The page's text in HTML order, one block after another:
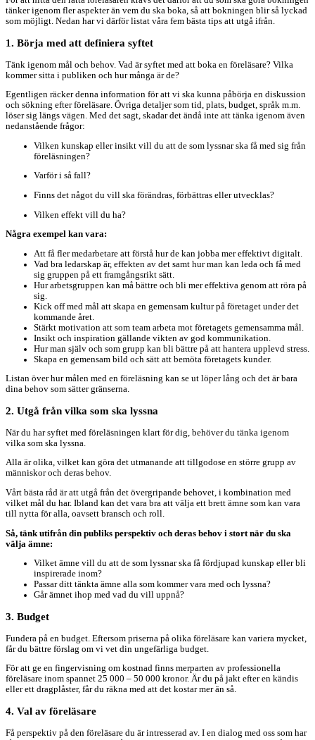
tänker igenom fler aspekter än vem du ska boka, så att bokningen blir så lyckad
som möjligt. Nedan har vi därför listat våra fem bästa tips att utgå ifrån.
1. Börja med att definiera syftet
Tänk igenom mål och behov. Vad är syftet med att boka en föreläsare? Vilka
kommer sitta i publiken och hur många är de?
Egentligen räcker denna information för att vi ska kunna påbörja en diskussion
och sökning efter föreläsare. Övriga detaljer som tid, plats, budget, språk m.m.
löser sig längs vägen. Med det sagt, skadar det ändå inte att tänka igenom även
nedanstående frågor:
Vilken kunskap eller insikt vill du att de som lyssnar ska få med sig från
föreläsningen?
Varför i så fall?
Finns det något du vill ska förändras, förbättras eller utvecklas?
Vilken effekt vill du ha?
Några exempel kan vara:
Att få fler medarbetare att förstå hur de kan jobba mer effektivt digitalt.
Vad bra ledarskap är, effekten av det samt hur man kan leda och få med
sig gruppen på ett framgångsrikt sätt.
Hur arbetsgruppen kan må bättre och bli mer effektiva genom att röra på
sig.
Kick off med mål att skapa en gemensam kultur på företaget under det
kommande året.
Stärkt motivation att som team arbeta mot företagets gemensamma mål.
Insikt och inspiration gällande vikten av god kommunikation.
Hur man själv och som grupp kan bli bättre på att hantera upplevd stress.
Skapa en gemensam bild och sätt att bemöta företagets kunder.
Listan över hur målen med en föreläsning kan se ut löper lång och det är bara
dina behov som sätter gränserna.
2. Utgå från vilka som ska lyssna
När du har syftet med föreläsningen klart för dig, behöver du tänka igenom
vilka som ska lyssna.
Alla är olika, vilket kan göra det utmanande att tillgodose en större grupp av
människor och deras behov.
Vårt bästa råd är att utgå från det övergripande behovet, i kombination med
vilket mål du har. Ibland kan det vara bra att välja ett brett ämne som kan vara
till nytta för alla, oavsett bransch och roll.
Så, tänk utifrån din publiks perspektiv och deras behov i stort när du ska
välja ämne:
Vilket ämne vill du att de som lyssnar ska få fördjupad kunskap eller bli
inspirerade inom?
Passar ditt tänkta ämne alla som kommer vara med och lyssna?
Går ämnet ihop med vad du vill uppnå?
3. Budget
Fundera på en budget. Eftersom priserna på olika föreläsare kan variera mycket,
får du bättre förslag om vi vet din ungefärliga budget.
För att ge en fingervisning om kostnad finns merparten av professionella
föreläsare inom spannet 25 000 – 50 000 kronor. Är du på jakt efter en kändis
eller ett dragplåster, får du räkna med att det kostar mer än så.
4. Val av föreläsare
Få perspektiv på den föreläsare du är intresserad av. I en dialog med oss som har